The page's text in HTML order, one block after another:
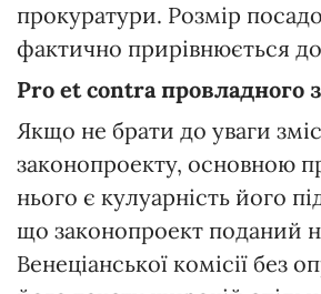
прокуратури. Розмір
фактично прирівнюється
Pro et contra провладного
Якщо не брати до уваги
законопроекту, основною
нього є кулуарність його
що законопроект поданий
Венеціанської комісії без